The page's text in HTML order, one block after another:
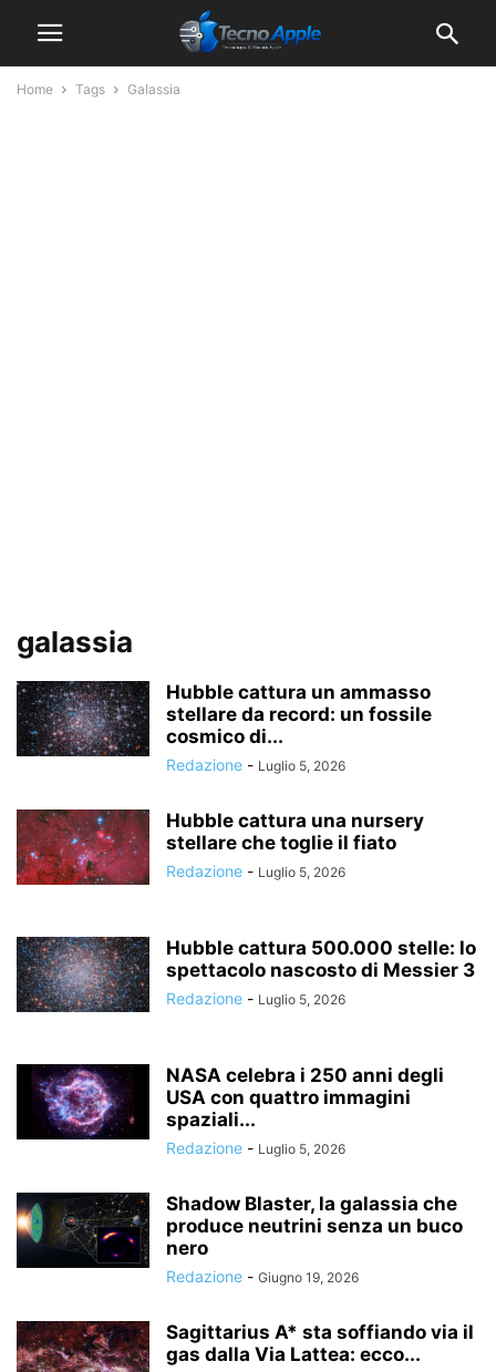
Home Tags Galassia
galassia
Hubble cattura un ammasso
stellare da record: un fossile
cosmico di...
Redazione - Luglio 5, 2026
Hubble cattura una nursery
stellare che toglie il fiato
Redazione - Luglio 5, 2026
Hubble cattura 500.000 stelle: lo
spettacolo nascosto di Messier 3
Redazione - Luglio 5, 2026
NASA celebra i 250 anni degli
USA con quattro immagini
spaziali...
Redazione - Luglio 5, 2026
Shadow Blaster, la galassia che
produce neutrini senza un buco
nero
Redazione - Giugno 19, 2026
Sagittarius A* sta soffiando via il
gas dalla Via Lattea: ecco...